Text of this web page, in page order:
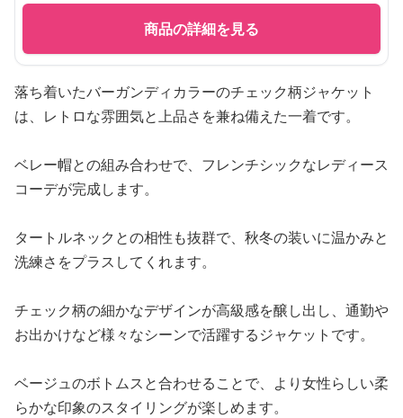
商品の詳細を見る
落ち着いたバーガンディカラーのチェック柄ジャケット
は、レトロな雰囲気と上品さを兼ね備えた一着です。
ベレー帽との組み合わせで、フレンチシックなレディース
コーデが完成します。
タートルネックとの相性も抜群で、秋冬の装いに温かみと
洗練さをプラスしてくれます。
チェック柄の細かなデザインが高級感を醸し出し、通勤や
お出かけなど様々なシーンで活躍するジャケットです。
ベージュのボトムスと合わせることで、より女性らしい柔
らかな印象のスタイリングが楽しめます。